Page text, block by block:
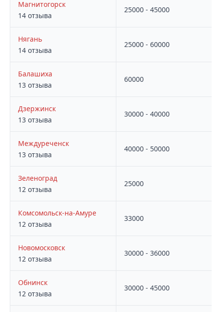
Магнитогорск
14 отзыва
25000 - 45000
Нягань
14 отзыва
25000 - 60000
Балашиха
13 отзыва
60000
Дзержинск
13 отзыва
30000 - 40000
Междуреченск
13 отзыва
40000 - 50000
Зеленоград
12 отзыва
25000
Комсомольск-на-Амуре
12 отзыва
33000
Новомосковск
12 отзыва
30000 - 36000
Обнинск
12 отзыва
30000 - 45000